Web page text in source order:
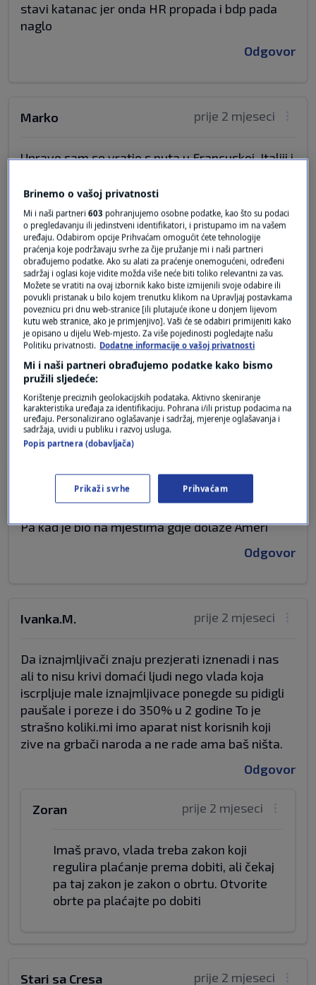
stavi katanac jer onda HR propada i bdp pada
naglo
Odgovor
prije 2 mjeseci
Marko
Upravo sam se vratio s puta u Francuskoj, Italiji i
skupo je svagdje, komentar spomenutog Čeha
baš i ne stoji, Italija preskupa kao i Francuska,
isti nivo smještaja i hrane skuplji u odnosu na
Hrvatsku, sve zavisi gdje se spava i jede,.. Tko
putuje na klasični odmor kupanje i odmaranje,
Hrvatska je sigurno najbolja i najljepša.
Španjolska po cijenama nešto povoljnija ali se
nemože po ljepoti usporediti sa Hrvatskom,..
tako da je sve to relativno, dali bi se tu još
govoriti i o ostalim troškovima, cestarine,
benzin,.. Što je znatno skuplje i u ovom slučaju
dalje od Hrvatske tako da su i ti troškovi znatno
veći.
Odgovor
prije 2 mjeseci
Pa kad je bio na mjestima gdje dolaze Ameri
Odgovor
prije 2 mjeseci
Ivanka.M.
Da iznajmljivači znaju prezjerati iznenadi i nas
ali to nisu krivi domaći ljudi nego vlada koja
iscrpljuje male iznajmljivace ponegde su pidigli
paušale i poreze i do 350% u 2 godine To je
strašno koliki.mi imo aparat nist korisnih koji
zive na grbači naroda a ne rade ama baš ništa.
Odgovor
prije 2 mjeseci
Zoran
Imaš pravo, vlada treba zakon koji
regulira plaćanje prema dobiti, ali čekaj
pa taj zakon je zakon o obrtu. Otvorite
obrte pa plaćajte po dobiti
prije 2 mjeseci
Stari sa Cresa
Brinemo o vašoj privatnosti
Mi i naši partneri603 pohranjujemo osobne podatke, kao što su podaci
o pregledavanju ili jedinstveni identifikatori, i pristupamo im na vašem
uređaju. Odabirom opcije Prihvaćam omogućit ćete tehnologije
praćenja koje podržavaju svrhe za čije pružanje mi i naši partneri
obrađujemo podatke. Ako su alati za praćenje onemogućeni, određeni
sadržaj i oglasi koje vidite možda više neće biti toliko relevantni za vas.
Možete se vratiti na ovaj izbornik kako biste izmijenili svoje odabire ili
povukli pristanak u bilo kojem trenutku klikom na Upravljaj postavkama
poveznicu pri dnu web-stranice [ili plutajuće ikone u donjem lijevom
kutu web stranice, ako je primjenjivo]. Vaši će se odabiri primijeniti kako
je opisano u dijelu Web-mjesto. Za više pojedinosti pogledajte našu
Politiku privatnosti. Dodatne informacije o vašoj privatnosti
Mi i naši partneri obrađujemo podatke kako bismo
pružili sljedeće:
Korištenje preciznih geolokacijskih podataka. Aktivno skeniranje
karakteristika uređaja za identifikaciju. Pohrana i/ili pristup podacima na
uređaju. Personalizirano oglašavanje i sadržaj, mjerenje oglašavanja i
sadržaja, uvidi u publiku i razvoj usluga.
Popis partnera (dobavljača)
Prikaži svrhe Prihvaćam